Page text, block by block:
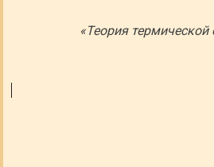
«Теория